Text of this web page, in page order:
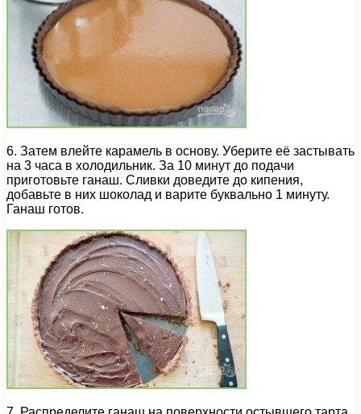
6. Затем влейте карамель в основу. Уберите её застывать
на 3 часа в холодильник. За 10 минут до подачи
приготовьте ганаш. Сливки доведите до кипения,
добавьте в них шоколад и варите буквально 1 минуту.
Ганаш готов.